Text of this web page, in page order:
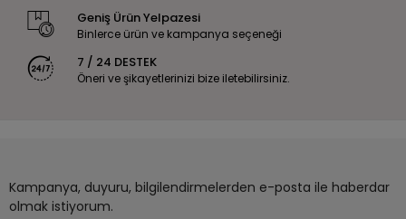
Geniş Ürün Yelpazesi
Binlerce ürün ve kampanya seçeneği
7 / 24 DESTEK
Öneri ve şikayetlerinizi bize iletebilirsiniz.
Kampanya, duyuru, bilgilendirmelerden e-posta ile haberdar
olmak istiyorum.